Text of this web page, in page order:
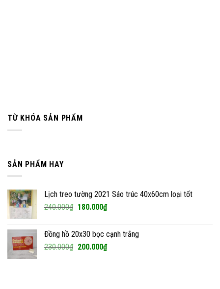
TỪ KHÓA SẢN PHẨM
SẢN PHẨM HAY
Lịch treo tường 2021 Sáo trúc 40x60cm loại tốt
240.000₫ Giá
240.000₫.
180.000₫Giá
là:
180.000₫.
Đồng hồ 20x30 bọc cạnh trắng
230.000₫ Giá
200.000₫Giá